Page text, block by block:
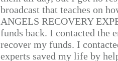
broadcast that teaches on
ANGELS RECOVERY
funds back. I contacted the
recover my funds. I
experts saved my life by